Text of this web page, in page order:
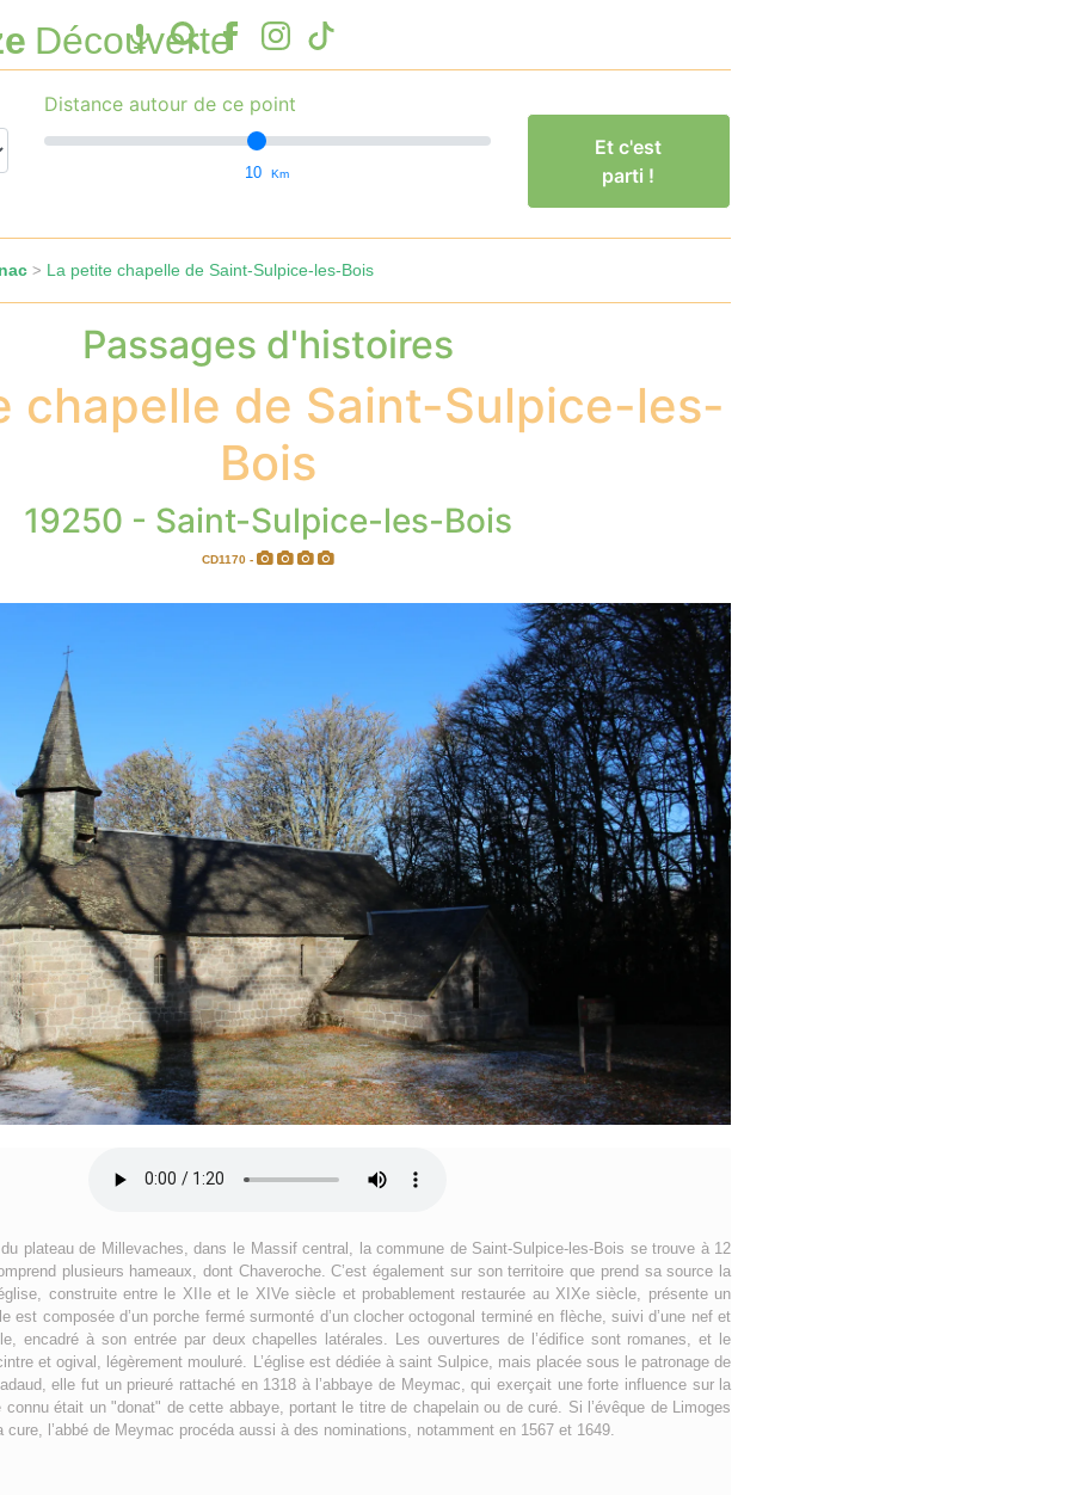
Découverte
Distance autour de ce point
10 Km
Et c'est
parti !
> La petite chapelle de Saint-Sulpice-les-Bois
Passages d'histoires
chapelle de Saint-Sulpice-les-
Bois
19250 - Saint-Sulpice-les-Bois
CD1170 -
plateau de Millevaches, dans le Massif central, la commune de Saint-Sulpice-les-Bois se trouve à 12
plusieurs hameaux, dont Chaveroche. C’est également sur son territoire que prend sa source la
construite entre le XIIe et le XIVe siècle et probablement restaurée au XIXe siècle, présente un
est composée d’un porche fermé surmonté d’un clocher octogonal terminé en flèche, suivi d’une nef et
encadré à son entrée par deux chapelles latérales. Les ouvertures de l’édifice sont romanes, et le
et ogival, légèrement mouluré. L’église est dédiée à saint Sulpice, mais placée sous le patronage de
elle fut un prieuré rattaché en 1318 à l’abbaye de Meymac, qui exerçait une forte influence sur la
était un "donat" de cette abbaye, portant le titre de chapelain ou de curé. Si l’évêque de Limoges
l’abbé de Meymac procéda aussi à des nominations, notamment en 1567 et 1649.